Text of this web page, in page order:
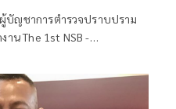
บัญชาการตำรวจปราบปราม
าน The 1st NSB -
สานงานด้านยาเสพติด